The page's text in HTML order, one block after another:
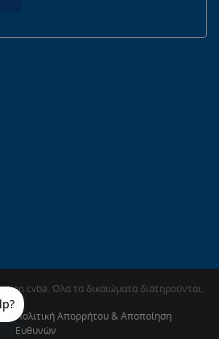
cvba. Όλα τα δικαιώματα διατηρούνται.
Πολιτική Απορρήτου & Αποποίηση
Ευθυνών